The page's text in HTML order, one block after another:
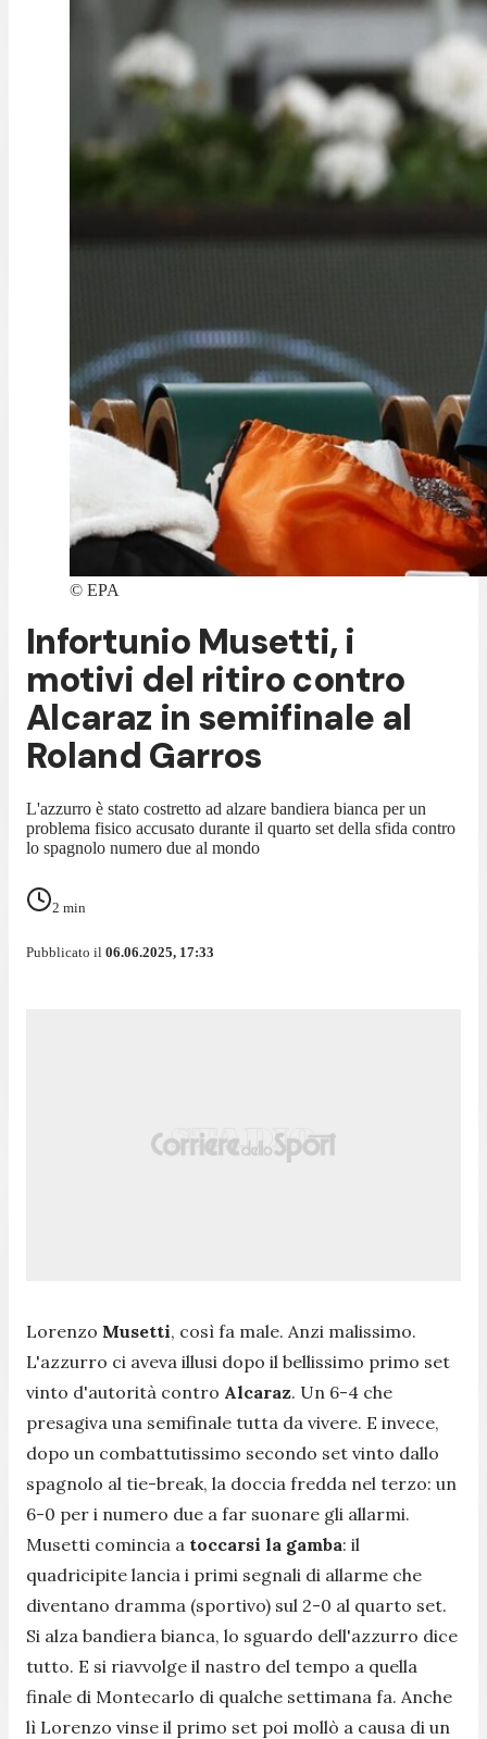
© EPA
Infortunio Musetti, i
motivi del ritiro contro
Alcaraz in semifinale al
Roland Garros
L'azzurro è stato costretto ad alzare bandiera bianca per un
problema fisico accusato durante il quarto set della sfida contro
lo spagnolo numero due al mondo
2 min
Pubblicato il 06.06.2025, 17:33
Lorenzo Musetti, così fa male. Anzi malissimo.
L'azzurro ci aveva illusi dopo il bellissimo primo set
vinto d'autorità contro Alcaraz. Un 6-4 che
presagiva una semifinale tutta da vivere. E invece,
dopo un combattutissimo secondo set vinto dallo
spagnolo al tie-break, la doccia fredda nel terzo: un
6-0 per i numero due a far suonare gli allarmi.
Musetti comincia a toccarsi la gamba: il
quadricipite lancia i primi segnali di allarme che
diventano dramma (sportivo) sul 2-0 al quarto set.
Si alza bandiera bianca, lo sguardo dell'azzurro dice
tutto. E si riavvolge il nastro del tempo a quella
finale di Montecarlo di qualche settimana fa. Anche
lì Lorenzo vinse il primo set poi mollò a causa di un